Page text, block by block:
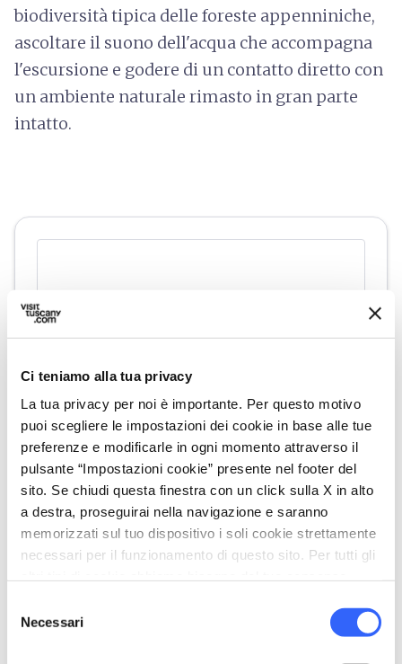
Ci teniamo alla tua privacy
La tua privacy per noi è importante. Per questo motivo
puoi scegliere le impostazioni dei cookie in base alle tue
preferenze e modificarle in ogni momento attraverso il
pulsante “Impostazioni cookie” presente nel footer del
sito. Se chiudi questa finestra con un click sulla X in alto
a destra, proseguirai nella navigazione e saranno
memorizzati sul tuo dispositivo i soli cookie strettamente
necessari per il funzionamento di questo sito. Per tutti gli
delNecessari
biodiversità tipica delle foreste appenniniche,
ascoltare il suono dell'acqua che accompagna
l'escursione e godere di un contatto diretto con
un ambiente naturale rimasto in gran parte
intatto.
directions Indicazioni
Informazioni
home Dove
Sambuca, FI